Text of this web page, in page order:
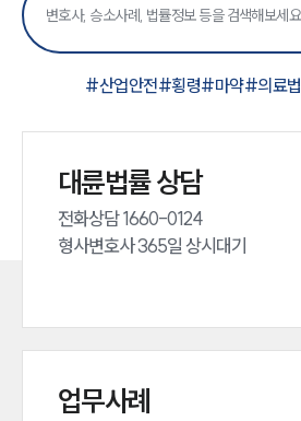
#산업안전#횡령#마약#의료법
대륜법률 상담
전화상담 1660-0124
형사변호사 365일 상시대기
업무사례